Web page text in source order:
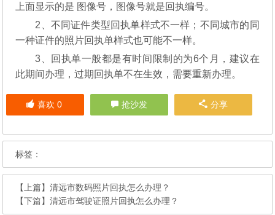
上面显示的是 图像号，图像号就是回执编号。
2、不同证件类型回执单样式不一样；不同城市的同
一种证件的照片回执单样式也可能不一样。
3、回执单一般都是有时间限制的为6个月，建议在
此期间办理，过期回执单不在生效，需要重新办理。
喜欢 0 抢沙发 分享
标签：
【上篇】清远市数码照片回执怎么办理？
【下篇】清远市驾驶证照片回执怎么办理？